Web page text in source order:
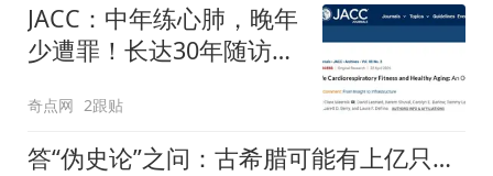
JACC：中年练心肺，晚年
少遭罪！长达30年随访发
年慢病少、寿命延长有关
奇点网 2跟贴
答“伪史论”之问：古希腊可能有上亿只羊吗？羊皮纸够用吗？